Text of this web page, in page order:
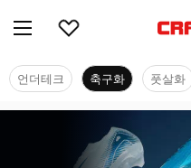
언더테크 축구화 풋살화